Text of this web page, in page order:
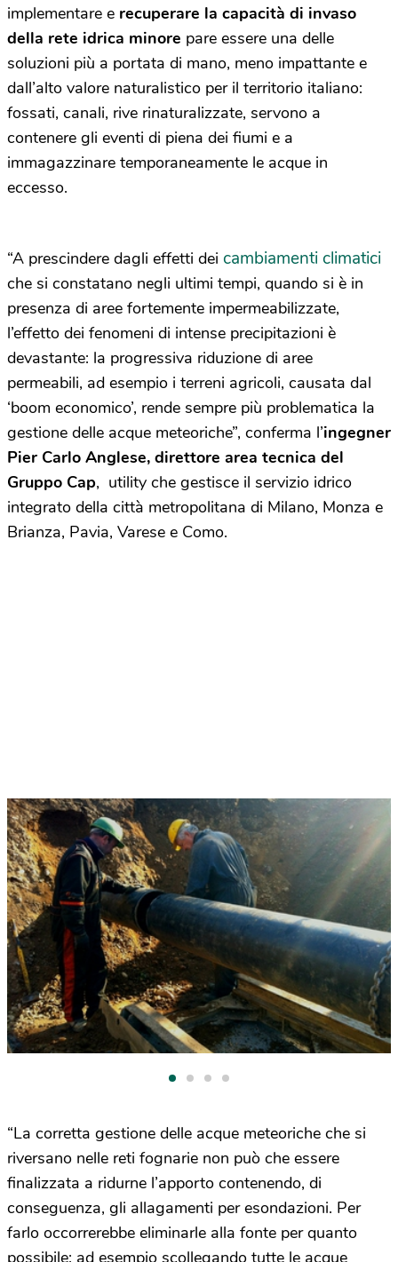
implementare e recuperare la capacità di invaso
della rete idrica minore pare essere una delle
soluzioni più a portata di mano, meno impattante e
dall’alto valore naturalistico per il territorio italiano:
fossati, canali, rive rinaturalizzate, servono a
contenere gli eventi di piena dei fiumi e a
immagazzinare temporaneamente le acque in
eccesso.
“A prescindere dagli effetti dei cambiamenti climatici
che si constatano negli ultimi tempi, quando si è in
presenza di aree fortemente impermeabilizzate,
l’effetto dei fenomeni di intense precipitazioni è
devastante: la progressiva riduzione di aree
permeabili, ad esempio i terreni agricoli, causata dal
‘boom economico’, rende sempre più problematica la
gestione delle acque meteoriche”, conferma l’ingegner
Pier Carlo Anglese, direttore area tecnica del
Gruppo Cap, utility che gestisce il servizio idrico
integrato della città metropolitana di Milano, Monza e
Brianza, Pavia, Varese e Como.
“La corretta gestione delle acque meteoriche che si
riversano nelle reti fognarie non può che essere
finalizzata a ridurne l’apporto contenendo, di
conseguenza, gli allagamenti per esondazioni. Per
farlo occorrerebbe eliminarle alla fonte per quanto
possibile: ad esempio scollegando tutte le acque